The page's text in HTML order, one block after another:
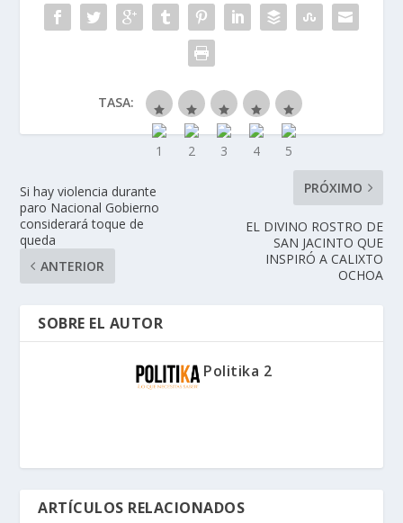
TASA:
Si hay violencia durante
paro Nacional Gobierno
considerará toque de
queda
ANTERIOR
PRÓXIMO
EL DIVINO ROSTRO DE
SAN JACINTO QUE
INSPIRÓ A CALIXTO
OCHOA
SOBRE EL AUTOR
Politika 2
ARTÍCULOS RELACIONADOS